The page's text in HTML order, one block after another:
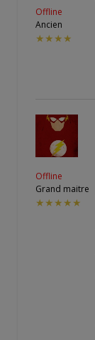
Offline
Ancien
★★★★
Offline
Grand maitre
★★★★★